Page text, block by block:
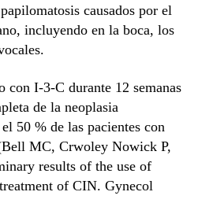
causados por el
incluyendo en la boca, los
con I-3-C durante 12 semanas
de la neoplasia
50 % de las pacientes con
MC, Crwoley Nowick P,
results of the use of
of CIN. Gynecol